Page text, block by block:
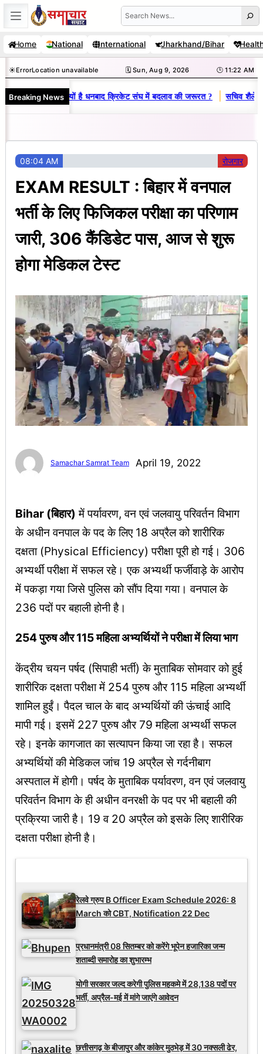
Skip
to
content
Search
Home National International Jharkhand/Bihar
☀️ErrorLocation unavailable 🗓️ Sun, Aug 9, 2026 🕒 11:22 AM
Breaking News
विनय राज : जानें क्यों है धनबाद क्रिकेट संघ में बदलाव की जरूरत ? | सचिव शैलेंद्र
08:04 AM रोजगार
EXAM RESULT : बिहार में वनपाल
भर्ती के लिए फिजिकल परीक्षा का परिणाम
जारी, 306 कैंडिडेट पास, आज से शुरू
होगा मेडिकल टेस्ट
Samachar Samrat Team April 19, 2022
Bihar (बिहार) में पर्यावरण, वन एवं जलवायु परिवर्तन विभाग
के अधीन वनपाल के पद के लिए 18 अप्रैल को शारीरिक
दक्षता (Physical Efficiency) परीक्षा पूरी हो गई। 306
अभ्यर्थी परीक्षा में सफल रहे। एक अभ्यर्थी फर्जीवाड़े के आरोप
में पकड़ा गया जिसे पुलिस को सौंप दिया गया। वनपाल के
236 पदों पर बहाली होनी है।
254 पुरुष और 115 महिला अभ्यर्थियों ने परीक्षा में लिया भाग
केंद्रीय चयन पर्षद (सिपाही भर्ती) के मुताबिक सोमवार को हुई
शारीरिक दक्षता परीक्षा में 254 पुरुष और 115 महिला अभ्यर्थी
शामिल हुईं। पैदल चाल के बाद अभ्यर्थियों की ऊंचाई आदि
मापी गई। इसमें 227 पुरुष और 79 महिला अभ्यर्थी सफल
रहे। इनके कागजात का सत्यापन किया जा रहा है। सफल
अभ्यर्थियों की मेडिकल जांच 19 अप्रैल से गर्दनीबाग
अस्पताल में होगी। पर्षद के मुताबिक पर्यावरण, वन एवं जलवायु
परिवर्तन विभाग के ही अधीन वनरक्षी के पद पर भी बहाली की
प्रक्रिया जारी है। 19 व 20 अप्रैल को इसके लिए शारीरिक
दक्षता परीक्षा होनी है।
रेलवे ग्रुप B Officer Exam Schedule 2026: 8
March को CBT, Notification 22 Dec
प्रधानमंत्री 08 सितम्बर को करेंगे भूपेन हजारिका जन्म
शताब्दी समारोह का शुभारम्भ
योगी सरकार जल्द करेगी पुलिस महकमे में 28,138 पदों पर
भर्ती, अप्रैल-मई में मांगे जाएंगे आवेदन
छत्तीसगढ़ के बीजापुर और कांकेर मुठभेड़ में 30 नक्सली ढेर,